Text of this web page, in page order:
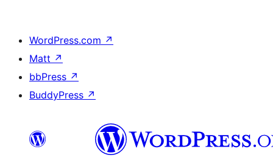
WordPress.com ↗
Matt ↗
bbPress ↗
BuddyPress ↗